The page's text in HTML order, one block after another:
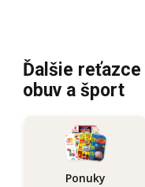
Ďalšie
obuv a šport
Ponuky